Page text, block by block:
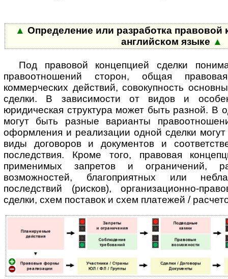
▲ Определение или разработка правовой
английском языке ▲
Под правовой концепцией сделки
правоотношений сторон, общая
коммерческих действий, совокупность
сделки. В за­ви­си­мос­ти от видов и
юридическая структура может быть разной. В
могут быть разные варианты
оформления и реализации одной сделки
виды договоров и документов и
последствия. Кроме того, правовая
применимых запретов и ограничений,
возможностей, благоприятных или
последствий (рисков), ор­га­ни­за­ци­он­но-
сделки, схем поставок и схем платежей /